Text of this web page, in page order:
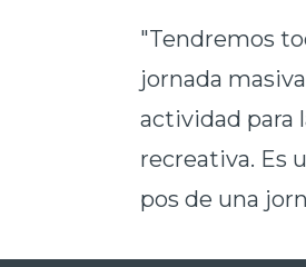
"Tendremos
jornada
actividad para
recreativa. Es
pos de una